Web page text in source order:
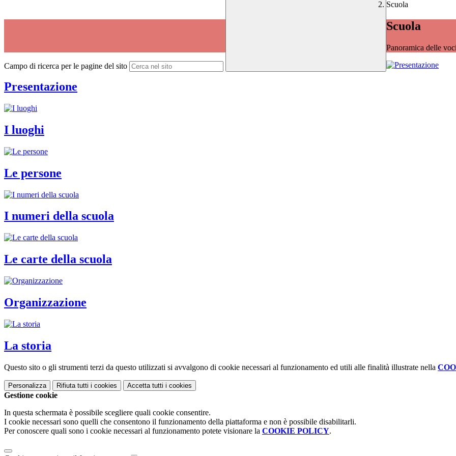
Campo di ricerca per le pagine del sito
Scuola
Scuola
Panoramica delle
Presentazione
I luoghi
Le persone
I numeri della scuola
Le carte della scuola
Organizzazione
La storia
Questo sito o gli strumenti terzi da questo utilizzati si avvalgono di cookie necessari al funzionamento ed utili alle finalità illustrate nella
Personalizza Rifiuta tutti i cookies Accetta tutti i cookies
Gestione cookie
In questa schermata è possibile scegliere quali cookie consentire.
I cookie necessari sono quelli che consentono il funzionamento della piattaforma e non è possibile disabilitarli.
Per conoscere quali sono i cookie necessari al funzionamento potete visionare la COOKIE POLICY.